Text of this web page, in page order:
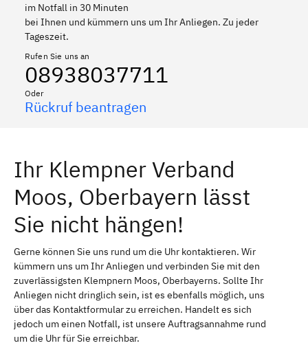
im Notfall in 30 Minuten
bei Ihnen und kümmern uns um Ihr Anliegen. Zu jeder
Tageszeit.
Rufen Sie uns an
08938037711
Oder
Rückruf beantragen
Ihr Klempner Verband
Moos, Oberbayern lässt
Sie nicht hängen!
Gerne können Sie uns rund um die Uhr kontaktieren. Wir
kümmern uns um Ihr Anliegen und verbinden Sie mit den
zuverlässigsten Klempnern Moos, Oberbayerns. Sollte Ihr
Anliegen nicht dringlich sein, ist es ebenfalls möglich, uns
über das Kontaktformular zu erreichen. Handelt es sich
jedoch um einen Notfall, ist unsere Auftragsannahme rund
um die Uhr für Sie erreichbar.